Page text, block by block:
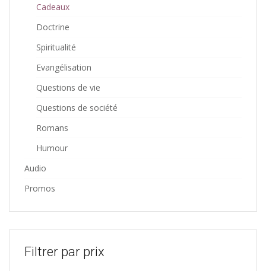
Cadeaux
Doctrine
Spiritualité
Evangélisation
Questions de vie
Questions de société
Romans
Humour
Audio
Promos
Filtrer par prix